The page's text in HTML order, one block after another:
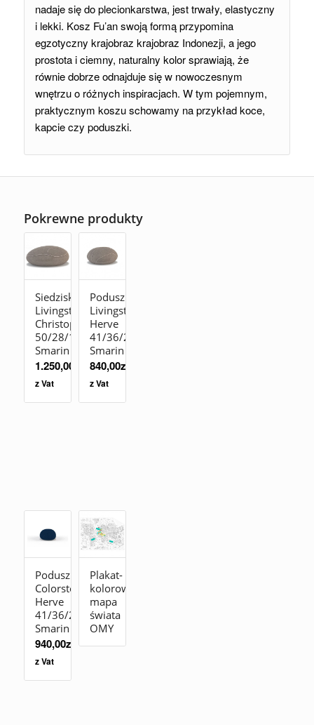
nadaje się do plecionkarstwa, jest trwały, elastyczny
i lekki. Kosz Fu’an swoją formą przypomina
egzotyczny krajobraz krajobraz Indonezji, a jego
prostota i ciemny, naturalny kolor sprawiają, że
równie dobrze odnajduje się w nowoczesnym
wnętrzu o różnych inspiracjach. W tym pojemnym,
praktycznym koszu schowamy na przykład koce,
kapcie czy poduszki.
Pokrewne produkty
Siedzisko
Livingstones
Christophe
50/28/19
Smarin
1.250,00
z Vat
Poduszka
Livingstones
Herve
41/36/23
Smarin
840,00zł
z Vat
Poduszka
Colorstones
Herve
41/36/23
Smarin
940,00zł
z Vat
Plakat-
kolorowanka
mapa
świata
OMY